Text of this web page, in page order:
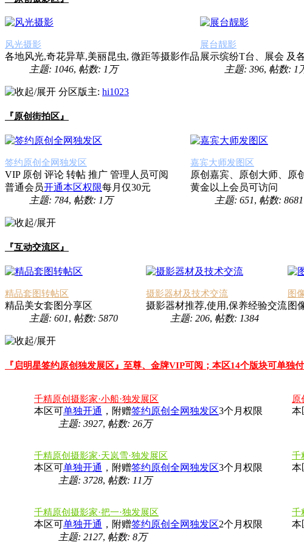
风光摄影
各地风光,奇花异草,美丽昆虫, 微距等摄影作品
主题: 1046, 帖数: 1万
展台靓影
展示缤纷T台、展会 及
主题: 396, 帖数: 1
分区版主: hi1023
『原创街拍区』
签约原创全网独发区
VIP 原创 评论 转帖 推广 管理人员可阅
普通会员开通本区权限每月仅30元
主题: 784, 帖数: 1万
嘉宾大师发图区
原创嘉宾、原创大师、原
黄金以上会员可访问
主题: 651, 帖数: 8681
『互动交流区』
精品套图转帖区
精品美女套图分享区
主题: 601, 帖数: 5870
摄影器材及技术交流
摄影器材推荐,使用,保养经验交流
主题: 206, 帖数: 1384
图
图
『启明星签约原创独发展区』至尊、金牌VIP可阅；本区14个版块可单独
千精原创摄影家·小船·独发展区
本区可单独开通 ，附赠签约原创全网独发区3个月权限
主题: 3927, 帖数: 26万
原
本
千精原创摄影家·天岚雪·独发展区
本区可单独开通 ，附赠签约原创全网独发区3个月权限
主题: 3728, 帖数: 11万
千
本
千精原创摄影家·把一·独发展区
本区可单独开通 ，附赠签约原创全网独发区2个月权限
主题: 2127, 帖数: 8万
千
本